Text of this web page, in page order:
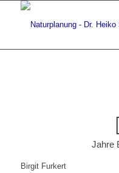
Jahre
Birgit Furkert